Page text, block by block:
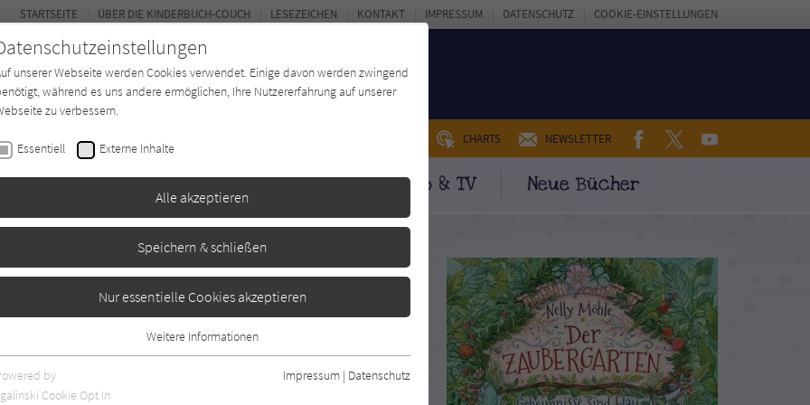
CHARTS NEWSLETTER FACEBOOKTWITTERYOUTUBE
Autor*in Verlage Magazin Kino & TV Neue Bücher
STARTSEITE ÜBER DIE KINDERBUCH-COUCH LESEZEICHEN KONTAKT IMPRESSUM DATENSCHUTZ COOKIE-EINSTELLUNGEN
Geheimnisse sind
0
unserer Webseite werden Cookies verwendet. Einige davon werden zwingend
während es uns andere ermöglichen, Ihre Nutzererfahrung auf unserer
zu verbessern.
Essentiell Externe Inhalte
Alle akzeptieren
Speichern & schließen
Nur essentielle Cookies akzeptieren
Essentielle Cookies werden für grundlegende Funktionen der Webseite
benötigt. Dadurch ist gewährleistet, dass die Webseite einwandfrei
Weitere Informationen
by
Cookie Opt In
Impressum | Datenschutz